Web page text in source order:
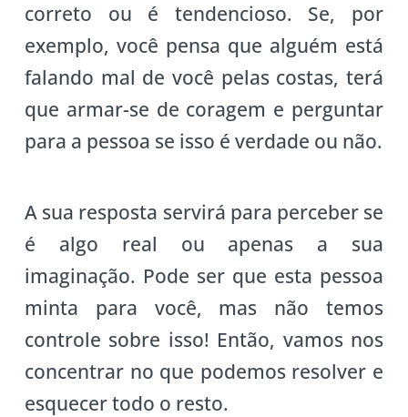
correto ou é tendencioso. Se, por
exemplo, você pensa que alguém está
falando mal de você pelas costas, terá
que armar-se de coragem e perguntar
para a pessoa se isso é verdade ou não.
A sua resposta servirá para perceber se
é algo real ou apenas a sua
imaginação. Pode ser que esta pessoa
minta para você, mas não temos
controle sobre isso! Então, vamos nos
concentrar no que podemos resolver e
esquecer todo o resto.